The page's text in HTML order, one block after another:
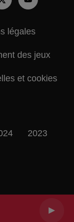
légales
des jeux
et cookies
2023